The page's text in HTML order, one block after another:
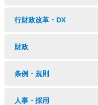
行財政改革・DX
財政
条例・規則
人事・採用